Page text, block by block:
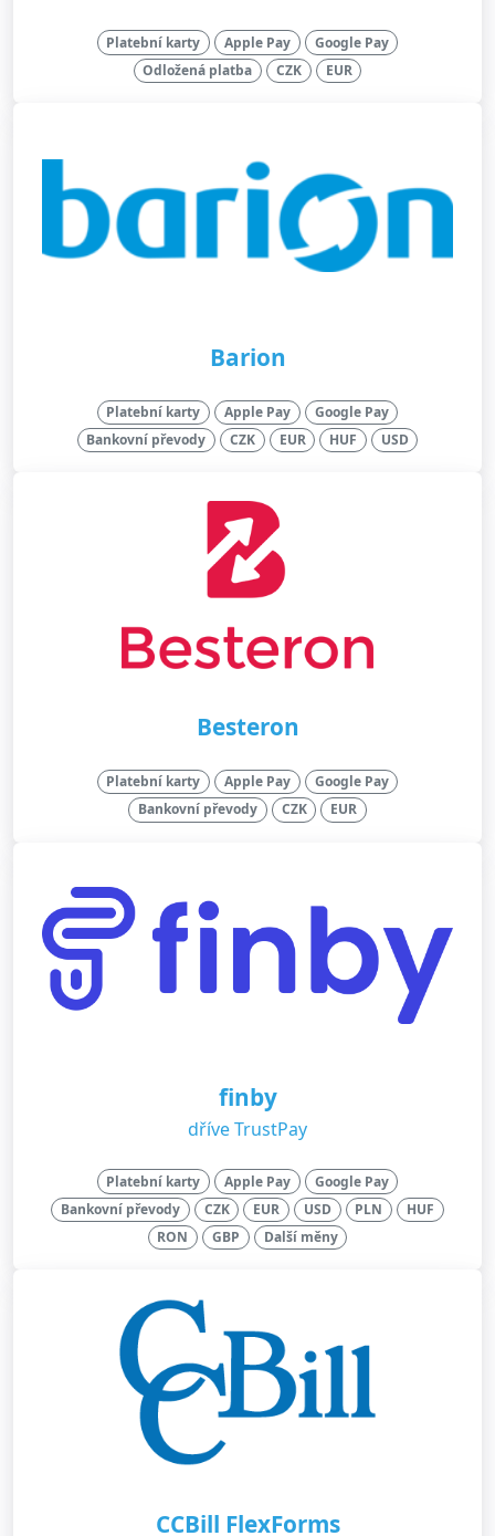
Platební karty Apple Pay
Google Pay
Odložená platba
CZK EUR
Barion
Platební karty Apple Pay
Google Pay
Bankovní převody
CZK EUR HUF USD
Besteron
Platební karty Apple Pay
Google Pay
Bankovní převody
CZK EUR
finby
dříve TrustPay
Platební karty Apple Pay
Google Pay
Bankovní převody
CZK EUR USD PLN
HUF
RON
GBP Další měny
CCBill FlexForms